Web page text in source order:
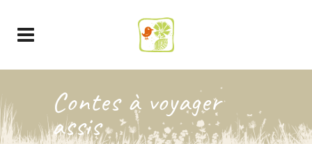
Contes à voyager
assis